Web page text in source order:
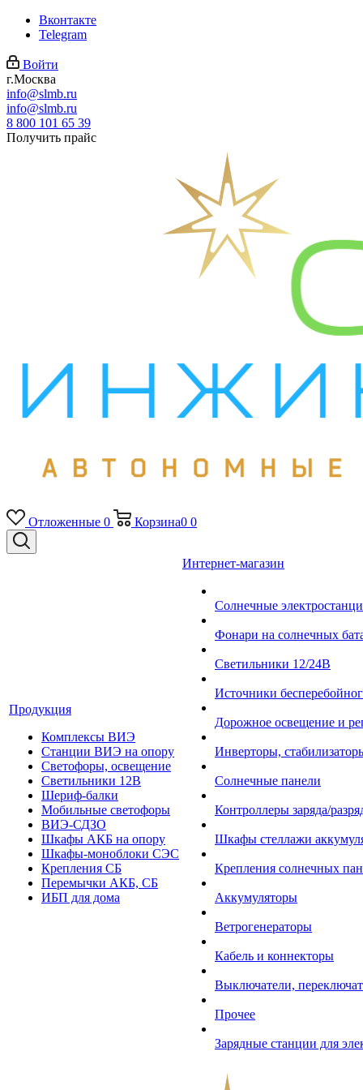
Вконтакте
Telegram
Войти
г.Москва
info@slmb.ru
info@slmb.ru
8 800 101 65 39
Получить прайс
Отложенные 0 Корзина0 0
Продукция
Комплексы ВИЭ
Станции ВИЭ на опору
Светофоры, освещение
Светильники 12В
Шериф-балки
Мобильные светофоры
ВИЭ-СДЗО
Шкафы АКБ на опору
Шкафы-моноблоки СЭС
Крепления СБ
Перемычки АКБ, СБ
ИБП для дома
Интернет-магазин
Солнечные
Фонари на солнечных
Светильники 12/24В
Источники
Дорожное освещение и
Инверторы,
Солнечные панели
Контроллеры заряда/
Шкафы стеллажи
Крепления солнечных
Аккумуляторы
Ветрогенераторы
Кабель и коннекторы
Выключатели,
Прочее
Зарядные станции для